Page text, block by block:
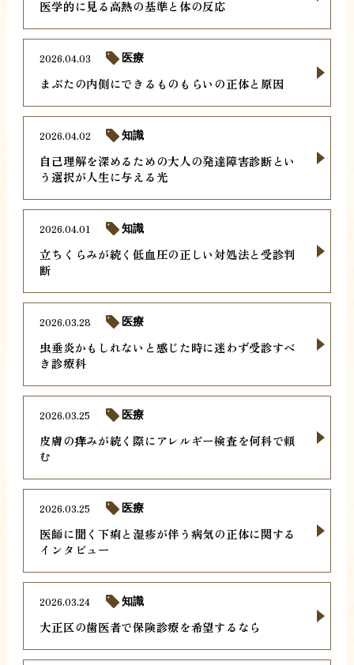
医学的に見る高熱の基準と体の反応
まぶたの内側にできるものもらいの正体と原因
2026.04.03 医療
自己理解を深めるための大人の発達障害診断とい
う選択が人生に与える光
2026.04.02 知識
立ちくらみが続く低血圧の正しい対処法と受診判
断
2026.04.01 知識
虫垂炎かもしれないと感じた時に迷わず受診すべ
き診療科
2026.03.28 医療
皮膚の痒みが続く際にアレルギー検査を何科で頼
む
2026.03.25 医療
医師に聞く下痢と湿疹が伴う病気の正体に関する
インタビュー
2026.03.25 医療
大正区の歯医者で保険診療を希望するなら
2026.03.24 知識